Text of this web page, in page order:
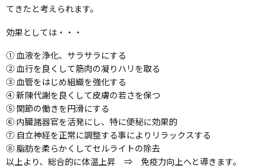
てきたと考えられます。
効果としては・・・
① 血液を浄化、サラサラにする
② 血行を良くして筋肉の凝りハリを取る
③ 血管をはじめ組織を強化する
④ 新陳代謝を良くして皮膚の若さを保つ
⑤ 関節の働きを円滑にする
⑥ 内臓諸器官を活発にし、特に便秘に効果的
⑦ 自立神経を正常に調整する事によりリラックスする
⑧ 脂肪を柔らかくしてセルライトの除去
以上より、総合的に体温上昇 ⇒ 免疫力向上へと導きます。